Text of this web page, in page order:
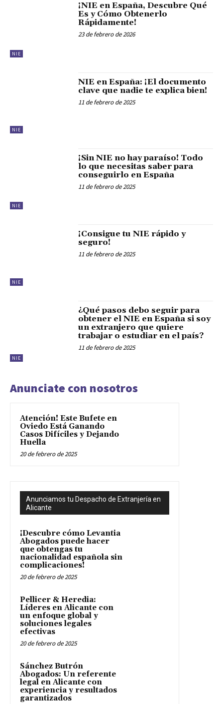
NIE
¡NIE en España, Descubre Qué
Es y Cómo Obtenerlo
Rápidamente!
23 de febrero de 2026
NIE
NIE en España: ¡El documento
clave que nadie te explica bien!
11 de febrero de 2025
NIE
¡Sin NIE no hay paraíso! Todo
lo que necesitas saber para
conseguirlo en España
11 de febrero de 2025
NIE
¡Consigue tu NIE rápido y
seguro!
11 de febrero de 2025
NIE
¿Qué pasos debo seguir para
obtener el NIE en España si soy
un extranjero que quiere
trabajar o estudiar en el país?
11 de febrero de 2025
Anunciate con nosotros
Atención! Este Bufete en
Oviedo Está Ganando
Casos Difíciles y Dejando
Huella
20 de febrero de 2025
Anunciamos tu Despacho de Extranjería en
Alicante
¡Descubre cómo Levantia
Abogados puede hacer
que obtengas tu
nacionalidad española sin
complicaciones!
20 de febrero de 2025
Pellicer & Heredia:
Líderes en Alicante con
un enfoque global y
soluciones legales
efectivas
20 de febrero de 2025
Sánchez Butrón
Abogados: Un referente
legal en Alicante con
experiencia y resultados
garantizados